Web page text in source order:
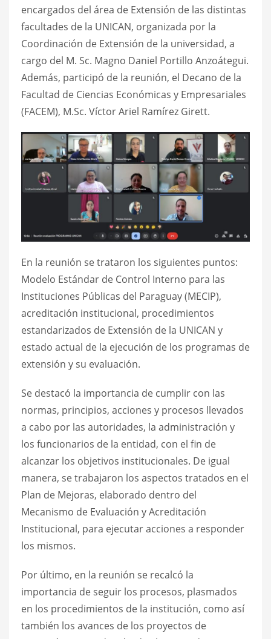
encargados del área de Extensión de las distintas
facultades de la UNICAN, organizada por la
Coordinación de Extensión de la universidad, a
cargo del M. Sc. Magno Daniel Portillo Anzoátegui.
Además, participó de la reunión, el Decano de la
Facultad de Ciencias Económicas y Empresariales
(FACEM), M.Sc. Víctor Ariel Ramírez Girett.
En la reunión se trataron los siguientes puntos:
Modelo Estándar de Control Interno para las
Instituciones Públicas del Paraguay (MECIP),
acreditación institucional, procedimientos
estandarizados de Extensión de la UNICAN y
estado actual de la ejecución de los programas de
extensión y su evaluación.
Se destacó la importancia de cumplir con las
normas, principios, acciones y procesos llevados
a cabo por las autoridades, la administración y
los funcionarios de la entidad, con el fin de
alcanzar los objetivos institucionales. De igual
manera, se trabajaron los aspectos tratados en el
Plan de Mejoras, elaborado dentro del
Mecanismo de Evaluación y Acreditación
Institucional, para ejecutar acciones a responder
los mismos.
Por último, en la reunión se recalcó la
importancia de seguir los procesos, plasmados
en los procedimientos de la institución, como así
también los avances de los proyectos de